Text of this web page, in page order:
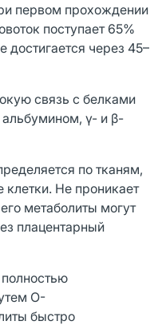
первом прохождении
поступает 65%
достигается через 45–
связь с белками
γ- и β-
по тканям,
Не проникает
метаболиты могут
плацентарный
O-
быстро